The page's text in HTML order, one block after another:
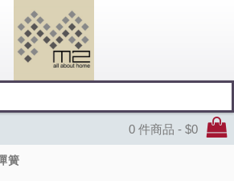
0 件商品 - $0
簧